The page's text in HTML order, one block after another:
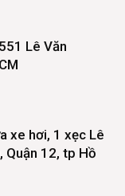
Lê Văn
xe hơi, 1 xẹc Lê
Quận 12, tp Hồ